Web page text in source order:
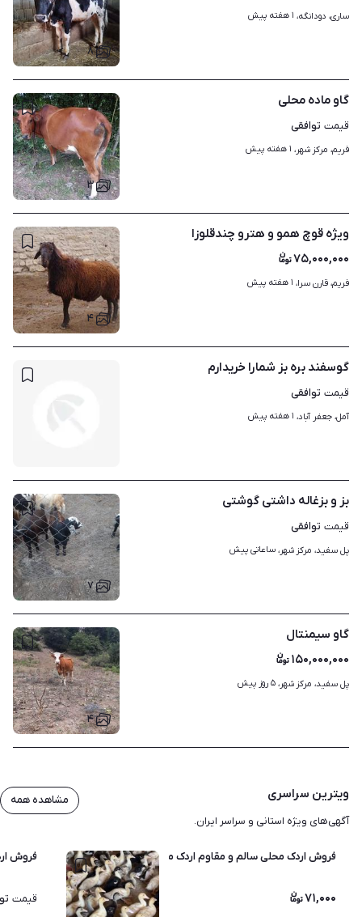
۸
ساری، دودانگه، ۱ هفته پیش
۳
گاو ماده محلی
قیمت توافقی
فریم، مرکز شهر، ۱ هفته پیش
۴
ویژه قوچ همو و هترو چندقلوزا
۷۵,۰۰۰,۰۰۰
فریم، قارن سرا، ۱ هفته پیش
گوسفند بره بز شمارا خریدارم
قیمت توافقی
آمل، جعفر آباد، ۱ هفته پیش
۷
بز و بزغاله داشتی گوشتی
قیمت توافقی
پل سفید، مرکز شهر، ساعاتی پیش
۴
گاو سیمنتال
۱۵۰,۰۰۰,۰۰۰
پل سفید، مرکز شهر، ۵ روز پیش
ویترین سراسری
آگهی‌های ویژه استانی و سراسر ایران.
مشاهده همه
فروش اردک محلی سالم و مقاوم اردک محلی 15 روزه اردک 20 روزه
۷۱,۰۰۰
فروش اردک محلی 20 روزه و
قیمت